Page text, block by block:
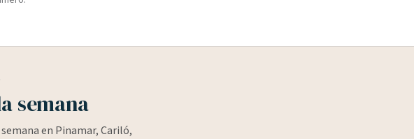
semana
en Pinamar, Cariló,